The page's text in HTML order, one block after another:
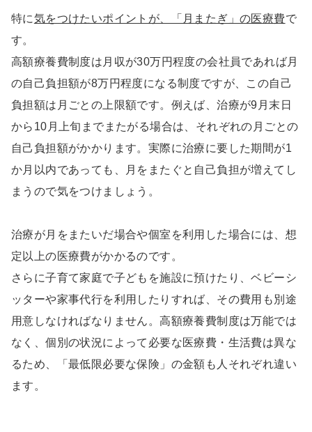
特に気をつけたいポイントが、「月またぎ」の医療費で
す。
高額療養費制度は月収が30万円程度の会社員であれば月
の自己負担額が8万円程度になる制度ですが、この自己
負担額は月ごとの上限額です。例えば、治療が9月末日
から10月上旬までまたがる場合は、それぞれの月ごとの
自己負担額がかかります。実際に治療に要した期間が1
か月以内であっても、月をまたぐと自己負担が増えてし
まうので気をつけましょう。
治療が月をまたいだ場合や個室を利用した場合には、想
定以上の医療費がかかるのです。
さらに子育て家庭で子どもを施設に預けたり、ベビーシ
ッターや家事代行を利用したりすれば、その費用も別途
用意しなければなりません。高額療養費制度は万能では
なく、個別の状況によって必要な医療費・生活費は異な
るため、「最低限必要な保険」の金額も人それぞれ違い
ます。